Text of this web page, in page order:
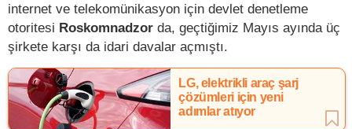
internet ve telekomünikasyon için devlet denetleme
otoritesi Roskomnadzor da, geçtiğimiz Mayıs ayında üç
şirkete karşı da idari davalar açmıştı.
LG, elektrikli araç şarj
çözümleri için yeni
adımlar atıyor